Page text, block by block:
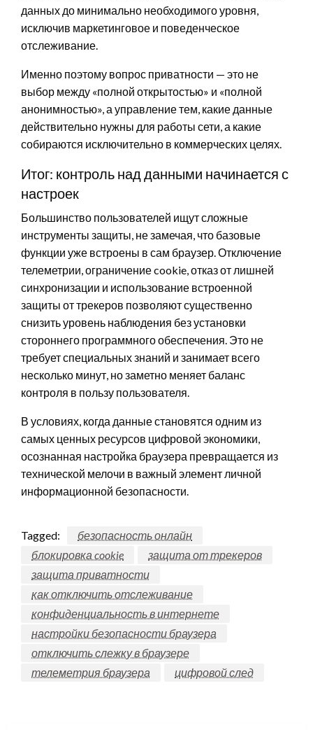
данных до минимально необходимого уровня,
исключив маркетинговое и поведенческое
отслеживание.
Именно поэтому вопрос приватности — это не
выбор между «полной открытостью» и «полной
анонимностью», а управление тем, какие данные
действительно нужны для работы сети, а какие
собираются исключительно в коммерческих целях.
Итог: контроль над данными начинается с
настроек
Большинство пользователей ищут сложные
инструменты защиты, не замечая, что базовые
функции уже встроены в сам браузер. Отключение
телеметрии, ограничение cookie, отказ от лишней
синхронизации и использование встроенной
защиты от трекеров позволяют существенно
снизить уровень наблюдения без установки
стороннего программного обеспечения. Это не
требует специальных знаний и занимает всего
несколько минут, но заметно меняет баланс
контроля в пользу пользователя.
В условиях, когда данные становятся одним из
самых ценных ресурсов цифровой экономики,
осознанная настройка браузера превращается из
технической мелочи в важный элемент личной
информационной безопасности.
Tagged:
безопасность онлайн
блокировка cookie
защита от трекеров
защита приватности
как отключить отслеживание
конфиденциальность в интернете
настройки безопасности браузера
отключить слежку в браузере
телеметрия браузера
цифровой след